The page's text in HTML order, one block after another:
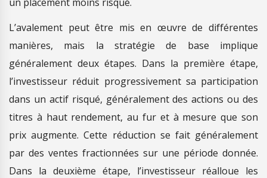
L’avalement peut être mis en œuvre de différentes
manières, mais la stratégie de base implique
généralement deux étapes. Dans la première étape,
l’investisseur réduit progressivement sa participation
dans un actif risqué, généralement des actions ou des
titres à haut rendement, au fur et à mesure que son
prix augmente. Cette réduction se fait généralement
par des ventes fractionnées sur une période donnée.
Dans la deuxième étape, l’investisseur réalloue les